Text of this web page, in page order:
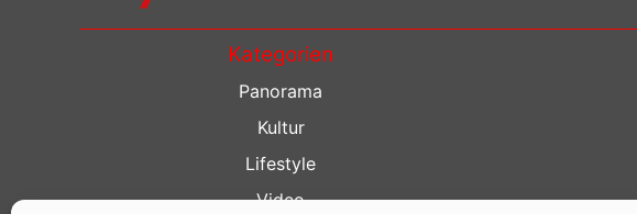
Kategorien
Panorama
Kultur
Lifestyle
Video